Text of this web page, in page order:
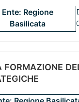
Ente: Regione
Basilicata